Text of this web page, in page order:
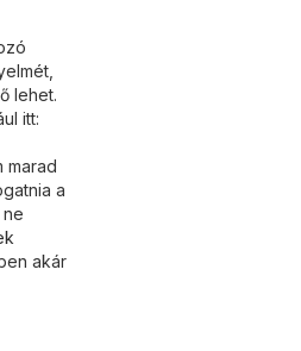
lehet.
itt:
marad
a
akár